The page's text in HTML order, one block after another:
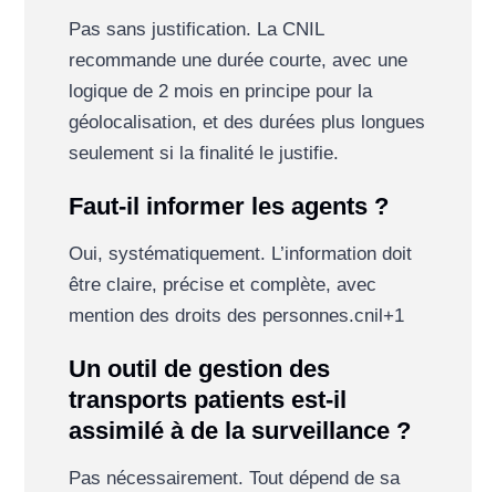
Pas sans justification. La CNIL
recommande une durée courte, avec une
logique de 2 mois en principe pour la
géolocalisation, et des durées plus longues
seulement si la finalité le justifie.
Faut-il informer les agents ?
Oui, systématiquement. L’information doit
être claire, précise et complète, avec
mention des droits des personnes.cnil +1
Un outil de gestion des
transports patients est-il
assimilé à de la surveillance ?
Pas nécessairement. Tout dépend de sa